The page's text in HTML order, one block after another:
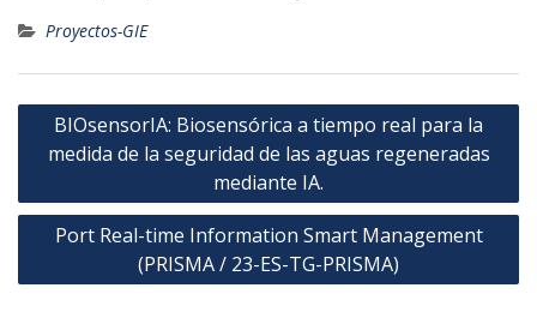
Proyectos-GIE
Navegación
BIOsensorIA: Biosensórica a tiempo real para la
medida de la seguridad de las aguas regeneradas
mediante IA.
Port Real-time Information Smart Management
(PRISMA / 23-ES-TG-PRISMA)